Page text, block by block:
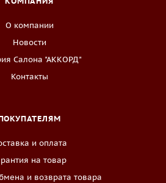
О компании
Новости
Салона "АККОРД"
Контакты
и оплата
на товар
и возврата товара